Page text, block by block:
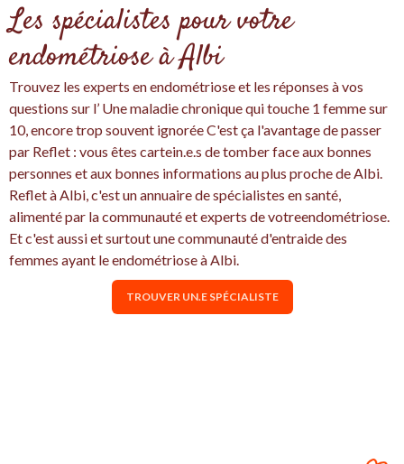
Les spécialistes pour votre
endométriose à Albi
Trouvez les experts en endométriose et les réponses à vos
questions sur l’ Une maladie chronique qui touche 1 femme sur
10, encore trop souvent ignorée C'est ça l'avantage de passer
par Reflet : vous êtes cartein.e.s de tomber face aux bonnes
personnes et aux bonnes informations au plus proche de Albi.
Reflet à Albi, c'est un annuaire de spécialistes en santé,
alimenté par la communauté et experts de votreendométriose.
Et c'est aussi et surtout une communauté d'entraide des
femmes ayant le endométriose à Albi.
TROUVER UN.E SPÉCIALISTE